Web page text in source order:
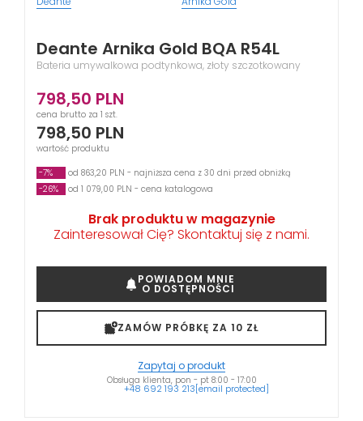
Deante Arnika Gold BQA R54L
Bateria umywalkowa podtynkowa, złoty szczotkowany
798,50 PLN
cena brutto za 1 szt.
798,50 PLN
wartość produktu
-7%
od 863,20 PLN - najniższa cena z 30 dni przed obniżką
-26%
od 1 079,00 PLN - cena katalogowa
Brak produktu w magazynie
Zainteresował Cię? Skontaktuj się z nami.
POWIADOM MNIE
O DOSTĘPNOŚCI
ZAMÓW PRÓBKĘ ZA 10 ZŁ
Zapytaj o produkt
Obsługa klienta, pon - pt 8:00 - 17:00
+48 692 193 213[email protected]